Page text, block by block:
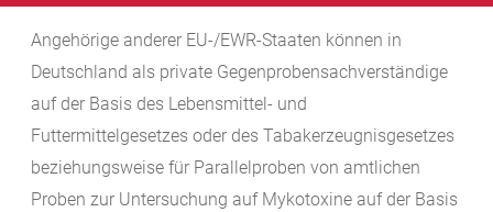
Angehörige anderer EU-/EWR-Staaten können in
Deutschland als private Gegenprobensachverständige
auf der Basis des Lebensmittel- und
Futtermittelgesetzes oder des Tabakerzeugnisgesetzes
beziehungsweise für Parallelproben von amtlichen
Proben zur Untersuchung auf Mykotoxine auf der Basis